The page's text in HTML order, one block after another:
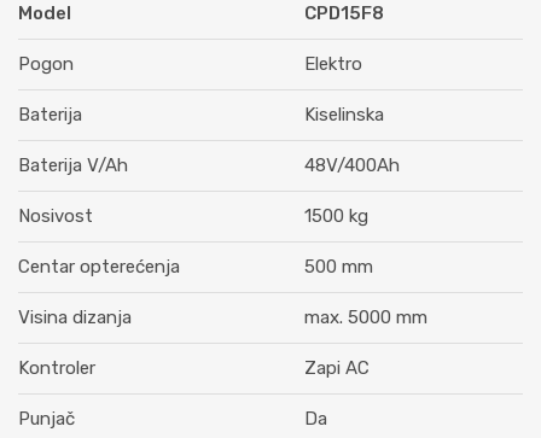
Model CPD15F8
Pogon Elektro
Baterija Kiselinska
Baterija V/Ah 48V/400Ah
Nosivost 1500 kg
Centar opterećenja 500 mm
Visina dizanja max. 5000 mm
Kontroler Zapi AC
Punjač Da